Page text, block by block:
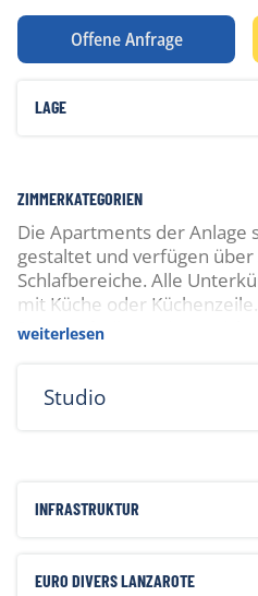
Offene Anfrage
LAGE
ZIMMERKATEGORIEN
Die Apartments der Anlage
gestaltet und verfügen über
Schlafbereiche. Alle
mit Küche oder
Raumaufteilung eignet sich
weiterlesen
Studio
INFRASTRUKTUR
EURO DIVERS LANZAROTE